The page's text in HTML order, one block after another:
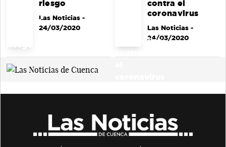
riesgo
Las Noticias-
24/03/2020
contra el
coronavirus
Las Noticias-
24/03/2020